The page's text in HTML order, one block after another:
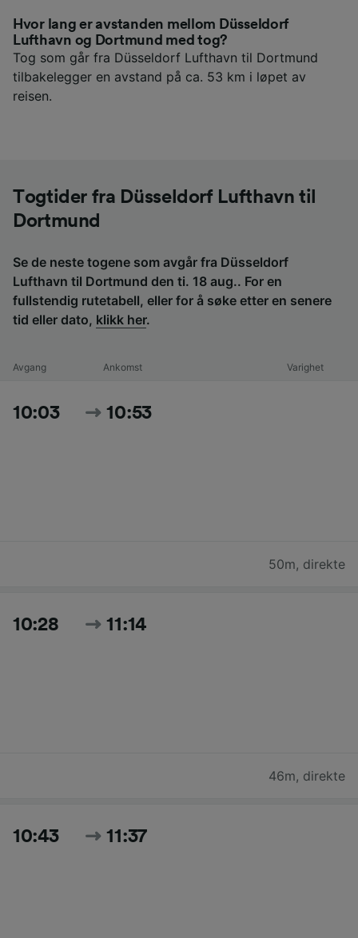
Hvor lang er avstanden mellom Düsseldorf
Lufthavn og Dortmund med tog?
Tog som går fra Düsseldorf Lufthavn til Dortmund
tilbakelegger en avstand på ca. 53 km i løpet av
reisen.
Togtider fra Düsseldorf Lufthavn til
Dortmund
Se de neste togene som avgår fra Düsseldorf
Lufthavn til Dortmund den ti. 18 aug.. For en
fullstendig rutetabell, eller for å søke etter en senere
tid eller dato, klikk her.
Avgang Ankomst Varighet
10:03 10:53
50m, direkte
10:28 11:14
46m, direkte
10:43 11:37